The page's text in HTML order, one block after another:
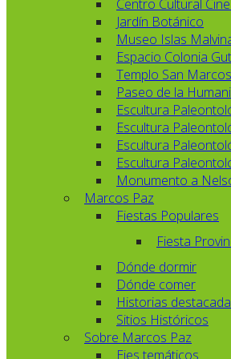
Centro Cultural
Jardín Botánico
Museo Islas
Espacio Colonia
Templo San
Paseo de la
Escultura
Escultura
Escultura
Escultura
Monumento a
Marcos Paz
Fiestas Populares
Fiesta
Dónde dormir
Dónde comer
Historias
Sitios Históricos
Sobre Marcos Paz
Ejes temáticos